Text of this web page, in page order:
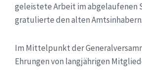
geleistete Arbeit im abgelaufenen
gratulierte den alten Amtsinhabern.
Im Mittelpunkt der
Ehrungen von langjährigen